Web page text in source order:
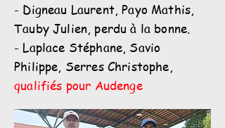
- Digneau Laurent, Payo Mathis,
Tauby Julien, perdu à la bonne.
- Laplace Stéphane, Savio
Philippe, Serres Christophe,
qualifiés pour Audenge